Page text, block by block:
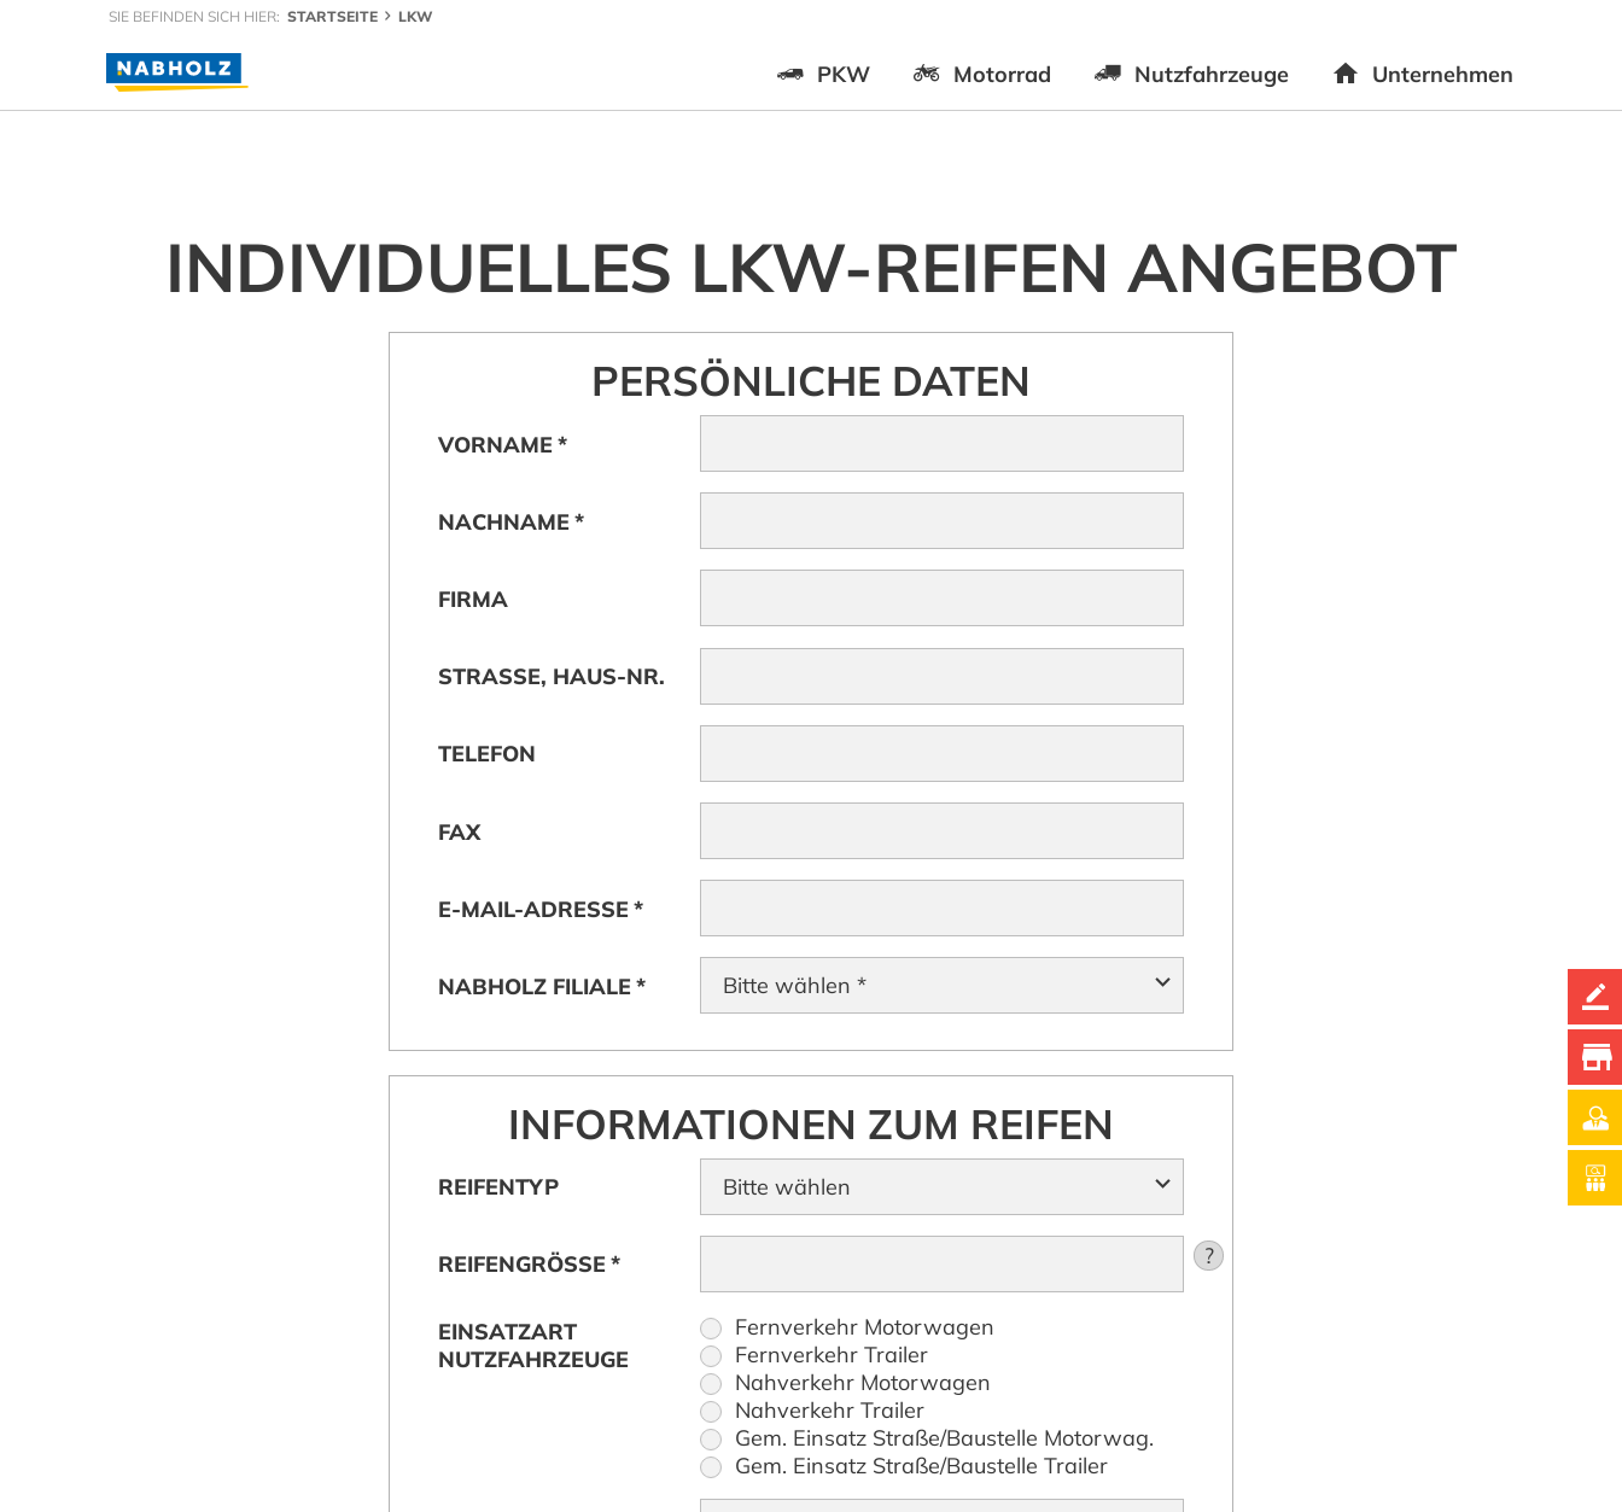
SIE BEFINDEN SICH HIER: STARTSEITE LKW
PKW Motorrad Nutzfahrzeuge Unternehmen
INDIVIDUELLES LKW-REIFEN ANGEBOT
PERSÖNLICHE DATEN
VORNAME *
NACHNAME *
FIRMA
STRASSE, HAUS-NR.
TELEFON
FAX
E-MAIL-ADRESSE *
NABHOLZ FILIALE *
INFORMATIONEN ZUM REIFEN
REIFENTYP
REIFENGRÖSSE * ?
EINSATZART
NUTZFAHRZEUGE
Fernverkehr Motorwagen
Fernverkehr Trailer
Nahverkehr Motorwagen
Nahverkehr Trailer
Gem. Einsatz Straße/Baustelle Motorwag.
Gem. Einsatz Straße/Baustelle Trailer